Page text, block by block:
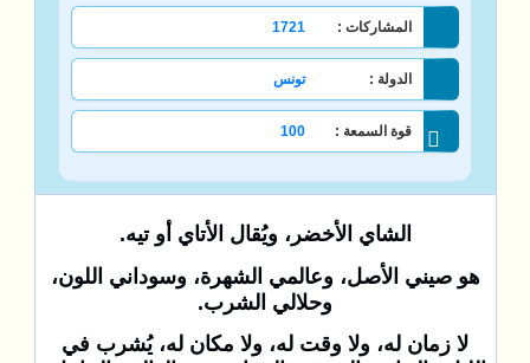
المشاركات : 1721
الدولة : تونس
قوة السمعة : 100
الشاي الأخضر، ويُقال الأتاي أو تيه.
هو صيني الأصل، وعالمي الشهرة، وسوداني اللون،
وحلالي الشرب.
لا زمان له، ولا وقت له، ولا مكان له، يُشرب في